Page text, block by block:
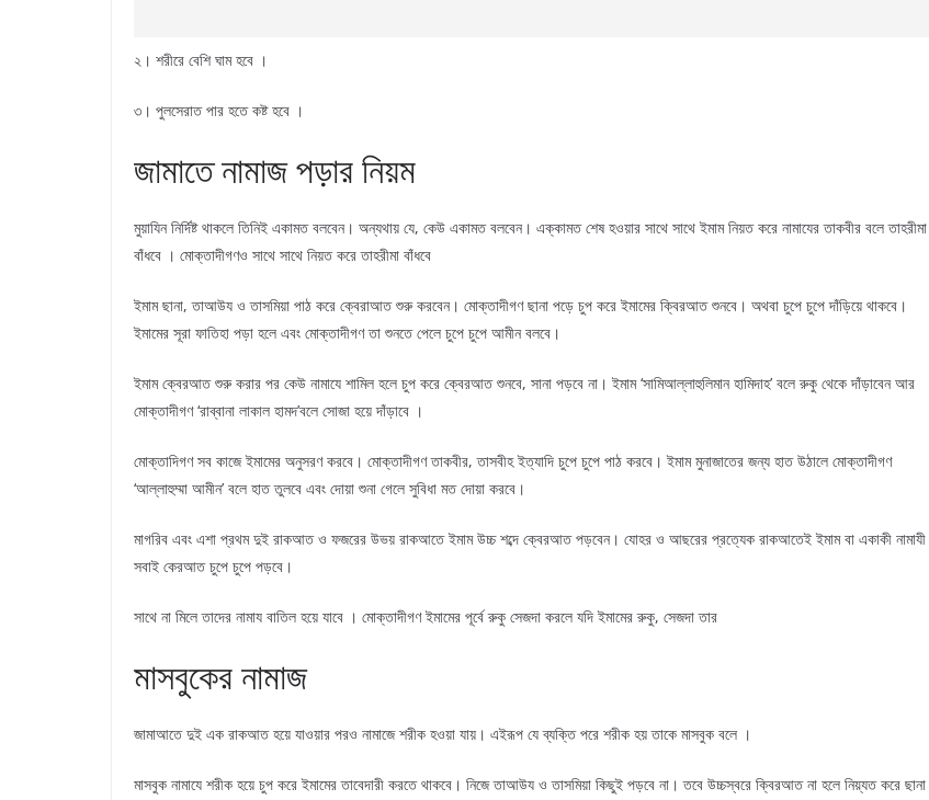
২। শরীরে বেশি ঘাম হবে ।
৩। পুলসেরাত পার হতে কষ্ট হবে ।
জামাতে নামাজ পড়ার নিয়ম
মুয়াযিন নির্দিষ্ট থাকলে তিনিই একামত বলবেন। অন্যথায় যে, কেউ একামত বলবেন। এক্কামত শেষ হওয়ার সাথে সাথে ইমাম নিয়ত করে নামাযের তাকবীর বলে তাহরীমা
বাঁধবে । মোক্তাদীগণও সাথে সাথে নিয়ত করে তাহরীমা বাঁধবে
ইমাম ছানা, তাআউয ও তাসমিয়া পাঠ করে ক্বেরাআত শুরু করবেন। মোক্তাদীগণ ছানা পড়ে চুপ করে ইমামের ক্বিরআত শুনবে। অথবা চুপে চুপে দাঁড়িয়ে থাকবে।
ইমামের সূরা ফাতিহা পড়া হলে এবং মোক্তাদীগণ তা শুনতে পেলে চুপে চুপে আমীন বলবে।
ইমাম ক্বেরআত শুরু করার পর কেউ নামাযে শামিল হলে চুপ করে ক্বেরআত শুনবে, সানা পড়বে না। ইমাম ‘সামিআল্লাহুলিমান হামিদাহ’ বলে রুকু থেকে দাঁড়াবেন আর
মোক্তাদীগণ ‘রাব্বানা লাকাল হামদ’বলে সোজা হয়ে দাঁড়াবে ।
মোক্তাদিগণ সব কাজে ইমামের অনুসরণ করবে। মোক্তাদীগণ তাকবীর, তাসবীহ ইত্যাদি চুপে চুপে পাঠ করবে। ইমাম মুনাজাতের জন্য হাত উঠালে মোক্তাদীগণ
‘আল্লাহুম্মা আমীন’ বলে হাত তুলবে এবং দোয়া শুনা গেলে সুবিধা মত দোয়া করবে।
মাগরিব এবং এশা প্রথম দুই রাকআত ও ফজরের উভয় রাকআতে ইমাম উচ্চ শব্দে ক্বেরআত পড়বেন। যোহর ও আছরের প্রত্যেক রাকআতেই ইমাম বা একাকী নামাযী
সবাই কেরআত চুপে চুপে পড়বে।
সাথে না মিলে তাদের নামায বাতিল হয়ে যাবে । মোক্তাদীগণ ইমামের পূর্বে রুকু সেজদা করলে যদি ইমামের রুকু, সেজদা তার
মাসবুকের নামাজ
জামাআতে দুই এক রাকআত হয়ে যাওয়ার পরও নামাজে শরীক হওয়া যায়। এইরূপ যে ব্যক্তি পরে শরীক হয় তাকে মাসবুক বলে ।
মাসবুক নামাযে শরীক হয়ে চুপ করে ইমামের তাবেদারী করতে থাকবে। নিজে তাআউয ও তাসমিয়া কিছুই পড়বে না। তবে উচ্চস্বরে ক্বিরআত না হলে নিয়্যত করে ছানা